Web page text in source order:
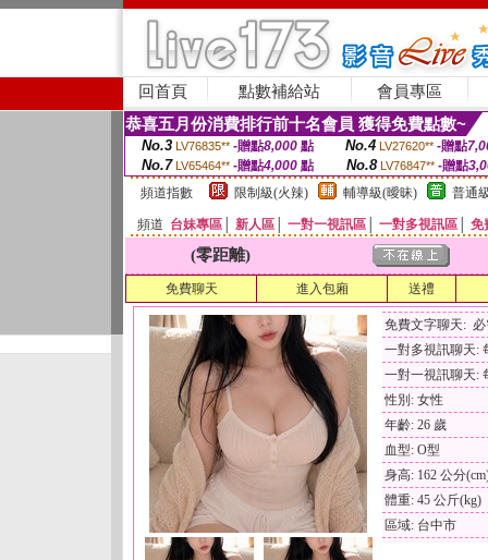
回首頁 點數補給站 會員專區
恭喜五月份消費排行前十名會員 獲得免費點數~
No.3 LV76835** -贈點8,000點 No.4 LV27620** -贈點
No.7 LV65464** -贈點4,000 點 No.8 LV76847** -贈點
頻道指數
限制級(火辣) 輔導級(曖昧) 普通
頻道 台妹專區 新人區 一對一視訊區 一對多視訊區 免
(零距離)
免費聊天 進入包廂 送禮
免費文字聊天:
一對多視訊聊天:
一對一視訊聊天:
性別: 女性
年齡: 26 歲
血型: O型
身高: 162 公分
體重: 45 公斤(kg)
區域: 台中市